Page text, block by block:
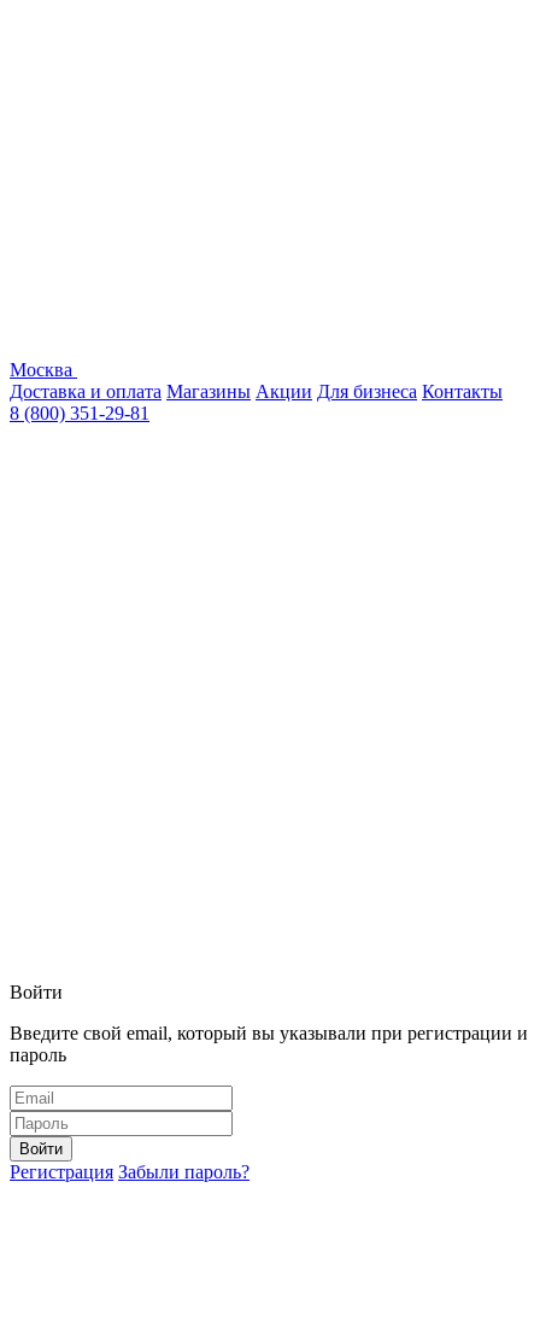
Москва
Доставка и оплата Магазины Акции Для бизнеса Контакты
8 (800) 351-29-81
Войти
Введите свой email, который вы указывали при регистрации и
пароль
Войти
Регистрация Забыли пароль?